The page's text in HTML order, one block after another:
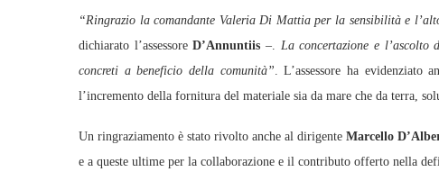
“Ringrazio la comandante Valeria Di Mattia per la sensibilità e
dichiarato l’assessoreD’Annuntiis –. La concertazione e
concreti a beneficio della comunità”. L’assessore ha evidenziato
l’incremento della fornitura del materiale sia da mare che da terra,
Un ringraziamento è stato rivolto anche al dirigente Marcello
e a queste ultime per la collaborazione e il contributo offerto nella